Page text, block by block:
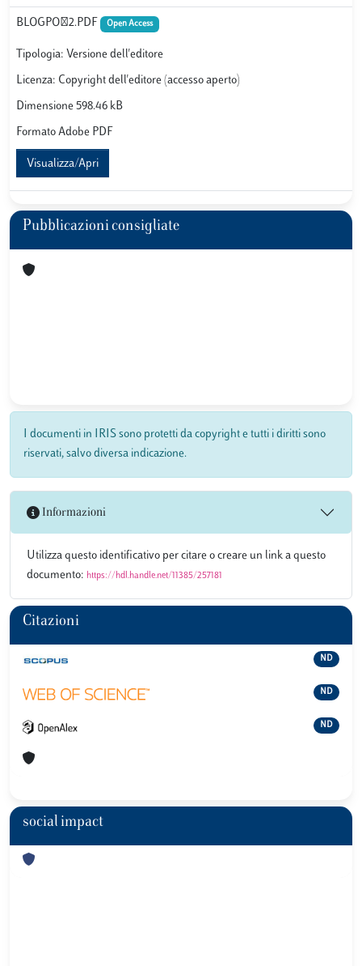
BLOGPO~2.PDF Open Access
Tipologia: Versione dell'editore
Licenza: Copyright dell'editore (accesso aperto)
Dimensione 598.46 kB
Formato Adobe PDF
Visualizza/Apri
Pubblicazioni consigliate
I documenti in IRIS sono protetti da copyright e tutti i diritti sono
riservati, salvo diversa indicazione.
Informazioni
Utilizza questo identificativo per citare o creare un link a questo
documento: https://hdl.handle.net/11385/257181
Citazioni
ND
ND
ND
social impact